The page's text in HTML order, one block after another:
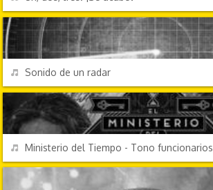
REPRODUCIR
Sonido de un radar
REPRODUCIR
Ministerio del Tiempo - Tono funcionarios